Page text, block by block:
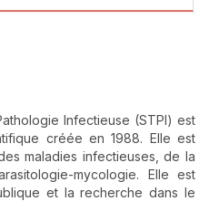
Infectieuse (STPI) est
créée en 1988. Elle est
maladies infectieuses, de la
mycologie. Elle est
et la recherche dans le